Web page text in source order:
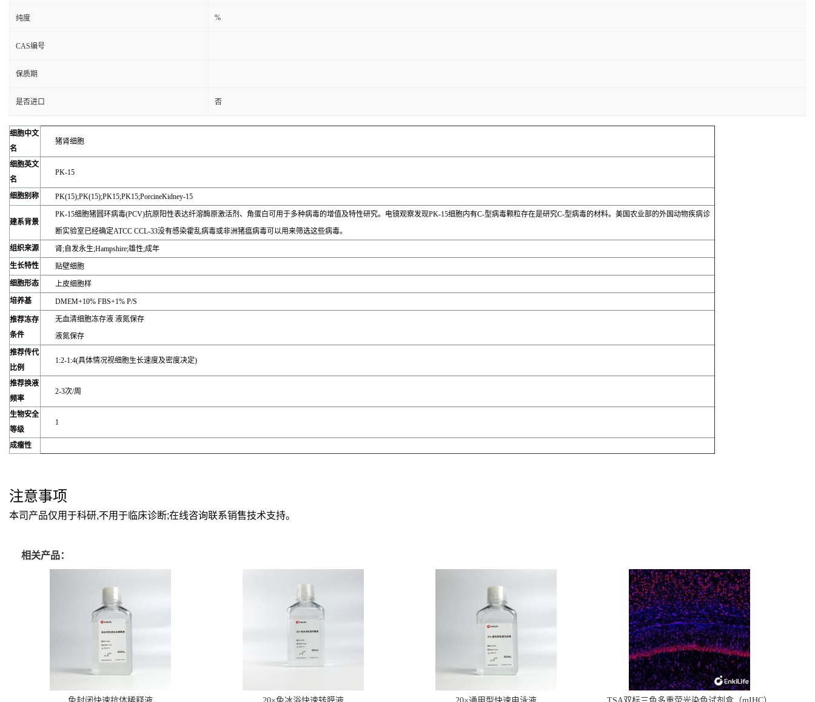
纯度 %
CAS编号
保质期
是否进口 否
细胞中文
名
猪肾细胞
细胞英文
名
PK-15
细胞别称 PK(15);PK(15);PK15;PK15;PorcineKidney-15
建系背景
PK-15细胞猪圆环病毒(PCV)抗原阳性表达纤溶酶原激活剂、角蛋白可用于多种病毒的增值及特性研究。电镜观察发现PK-15细胞内有C-型病毒颗粒存在是研究C-型病毒的材料。美国农业部的外国动物疾病诊
断实验室已经确定ATCC CCL-33没有感染霍乱病毒或非洲猪瘟病毒可以用来筛选这些病毒。
组织来源
肾;自发永生;Hampshire;雄性;成年
生长特性
贴壁细胞
细胞形态
上皮细胞样
培养基
DMEM+10% FBS+1% P/S
推荐冻存
条件
无血清细胞冻存液 液氮保存
液氮保存
推荐传代
比例
1:2-1:4(具体情况视细胞生长速度及密度决定)
推荐换液
频率
2-3次/周
生物安全
等级
1
成瘤性
注意事项
本司产品仅用于科研,不用于临床诊断;在线咨询联系销售技术支持。
相关产品：